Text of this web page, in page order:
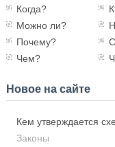
Когда?
Можно ли?
Почему?
Чем?
Новое на сайте
Кем утверждается
Законы